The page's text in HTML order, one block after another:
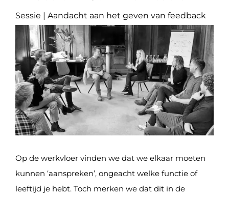
Sessie | Aandacht aan het geven van feedback
Op de werkvloer vinden we dat we elkaar moeten
kunnen ‘aanspreken’, ongeacht welke functie of
leeftijd je hebt. Toch merken we dat dit in de